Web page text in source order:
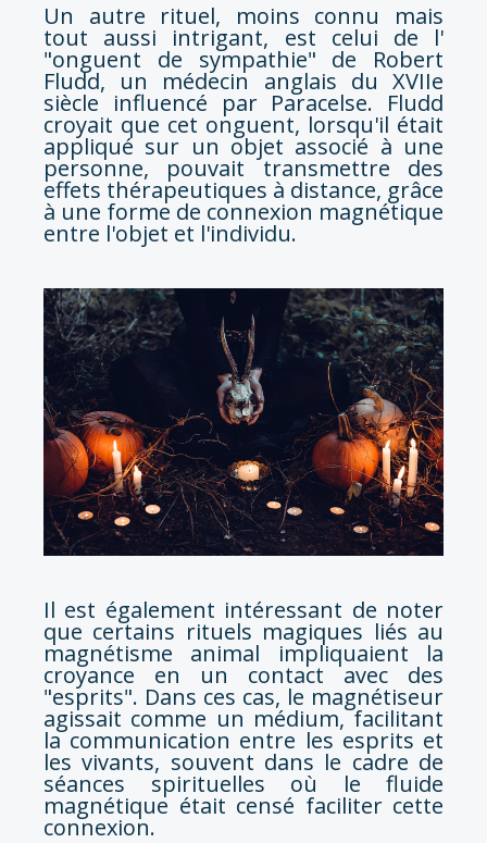
Un autre rituel, moins connu mais
tout aussi intrigant, est celui de l'
"onguent de sympathie" de Robert
Fludd, un médecin anglais du XVIIe
siècle influencé par Paracelse. Fludd
croyait que cet onguent, lorsqu'il était
appliqué sur un objet associé à une
personne, pouvait transmettre des
effets thérapeutiques à distance, grâce
à une forme de connexion magnétique
entre l'objet et l'individu.
Il est également intéressant de noter
que certains rituels magiques liés au
magnétisme animal impliquaient la
croyance en un contact avec des
"esprits". Dans ces cas, le magnétiseur
agissait comme un médium, facilitant
la communication entre les esprits et
les vivants, souvent dans le cadre de
séances spirituelles où le fluide
magnétique était censé faciliter cette
connexion.